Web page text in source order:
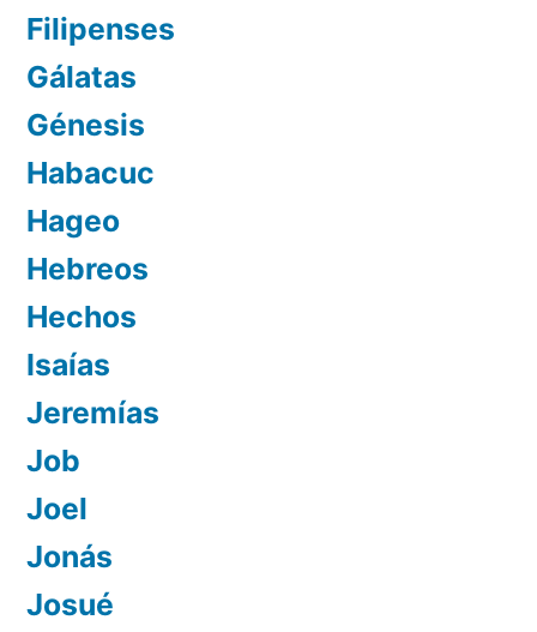
Filipenses
Gálatas
Génesis
Habacuc
Hageo
Hebreos
Hechos
Isaías
Jeremías
Job
Joel
Jonás
Josué